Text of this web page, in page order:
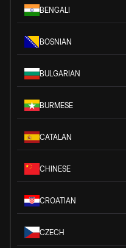
BENGALI
BOSNIAN
BULGARIAN
BURMESE
CATALAN
CHINESE
CROATIAN
CZECH